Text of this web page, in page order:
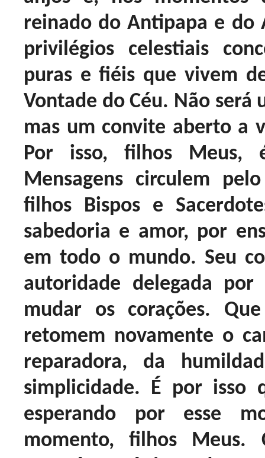
reinado do Antipapa e do
privilégios celestiais
puras e fiéis que vivem
Vontade do Céu. Não
mas um convite aberto a
Por isso, filhos Meus,
Mensagens circulem
filhos Bispos e
sabedoria e amor, por
em todo o mundo. Seu
autoridade delegada
mudar os corações.
retomem novamente o
reparadora, da
simplicidade. É por isso
esperando por esse
momento, filhos Meus.